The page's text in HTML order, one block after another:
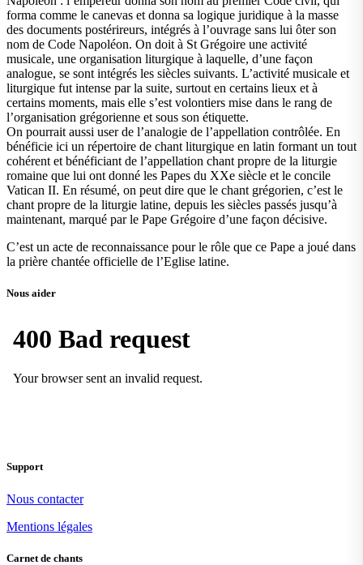
forma comme le canevas et donna sa logique juridique à la masse
des documents postérireurs, intégrés à l’ouvrage sans lui ôter son
nom de Code Napoléon. On doit à St Grégoire une activité
musicale, une organisation liturgique à laquelle, d’une façon
analogue, se sont intégrés les siècles suivants. L’activité musicale et
liturgique fut intense par la suite, surtout en certains lieux et à
certains moments, mais elle s’est volontiers mise dans le rang de
l’organisation grégorienne et sous son étiquette.
On pourrait aussi user de l’analogie de l’appellation contrôlée. En
bénéficie ici un répertoire de chant liturgique en latin formant un tout
cohérent et bénéficiant de l’appellation chant propre de la liturgie
romaine que lui ont donné les Papes du XXe siècle et le concile
Vatican II. En résumé, on peut dire que le chant grégorien, c’est le
chant propre de la liturgie latine, depuis les siècles passés jusqu’à
maintenant, marqué par le Pape Grégoire d’une façon décisive.
C’est un acte de reconnaissance pour le rôle que ce Pape a joué dans
la prière chantée officielle de l’Eglise latine.
Nous aider
Support
Nous contacter
Mentions légales
Carnet de chants